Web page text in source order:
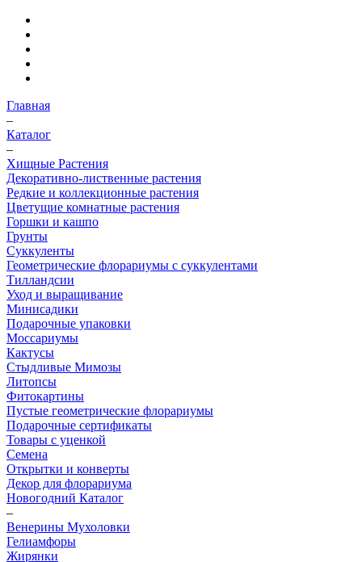
Главная
–
Каталог
–
Хищные Растения
Декоративно-лиственные растения
Редкие и коллекционные растения
Цветущие комнатные растения
Горшки и кашпо
Грунты
Суккуленты
Геометрические флорариумы с суккулентами
Тилландсии
Уход и выращивание
Минисадики
Подарочные упаковки
Моссариумы
Кактусы
Стыдливые Мимозы
Литопсы
Фитокартины
Пустые геометрические флорариумы
Подарочные сертификаты
Товары с уценкой
Семена
Открытки и конверты
Декор для флорариума
Новогодний Каталог
–
Венерины Мухоловки
Гелиамфоры
Жирянки